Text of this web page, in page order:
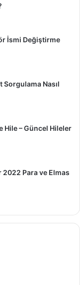
İsmi Değiştirme
Sorgulama Nasıl
Hile – Güncel Hileler
2022 Para ve Elmas